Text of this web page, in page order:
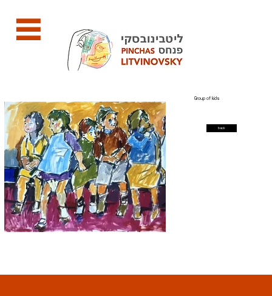
Group of kids
back